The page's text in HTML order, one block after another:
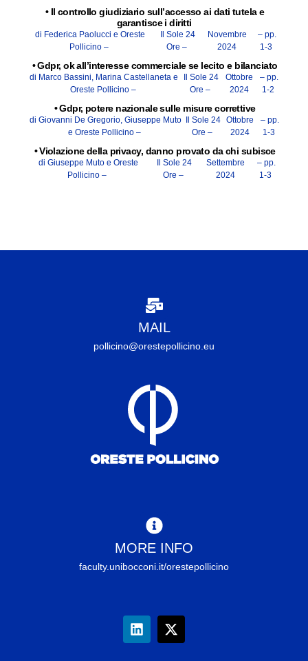
• Il controllo giudiziario sull’accesso ai dati tutela e
garantisce i diritti
di Federica Paolucci e Oreste
Pollicino –
Il Sole 24
Ore –
Novembre
2024
– pp.
1-3
•Gdpr, ok all’interesse commerciale se lecito e bilanciato
di Marco Bassini, Marina Castellaneta e
Oreste Pollicino –
Il Sole 24
Ore –
Ottobre
2024
– pp.
1-2
•Gdpr, potere nazionale sulle misure correttive
di Giovanni De Gregorio, Giuseppe Muto
e Oreste Pollicino –
Il Sole 24
Ore –
Ottobre
2024
– pp.
1-3
•Violazione della privacy, danno provato da chi subisce
di Giuseppe Muto e Oreste
Pollicino –
Il Sole 24
Ore –
Settembre
2024
– pp.
1-3
MAIL
pollicino@orestepollicino.eu
MORE INFO
faculty.unibocconi.it/orestepollicino